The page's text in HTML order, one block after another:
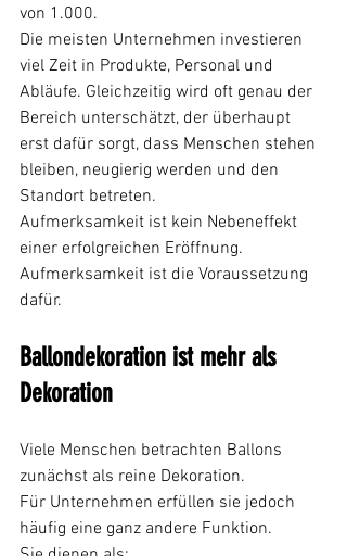
von 1.000.
Die meisten Unternehmen investieren
viel Zeit in Produkte, Personal und
Abläufe. Gleichzeitig wird oft genau der
Bereich unterschätzt, der überhaupt
erst dafür sorgt, dass Menschen stehen
bleiben, neugierig werden und den
Standort betreten.
Aufmerksamkeit ist kein Nebeneffekt
einer erfolgreichen Eröffnung.
Aufmerksamkeit ist die Voraussetzung
dafür.
Ballondekoration ist mehr als
Dekoration
Viele Menschen betrachten Ballons
zunächst als reine Dekoration.
Für Unternehmen erfüllen sie jedoch
häufig eine ganz andere Funktion.